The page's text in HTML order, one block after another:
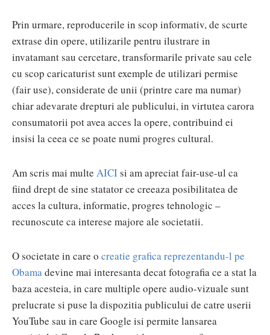
Prin urmare, reproducerile in scop informativ, de scurte
extrase din opere, utilizarile pentru ilustrare in
invatamant sau cercetare, transformarile private sau cele
cu scop caricaturist sunt exemple de utilizari permise
(fair use), considerate de unii (printre care ma numar)
chiar adevarate drepturi ale publicului, in virtutea carora
consumatorii pot avea acces la opere, contribuind ei
insisi la ceea ce se poate numi progres cultural.
Am scris mai multe AICI si am apreciat fair-use-ul ca
fiind drept de sine statator ce creeaza posibilitatea de
acces la cultura, informatie, progres tehnologic –
recunoscute ca interese majore ale societatii.
O societate in care o creatie grafica reprezentandu-l pe
Obamadevine mai interesanta decat fotografia ce a stat la
baza acesteia, in care multiple opere audio-vizuale sunt
prelucrate si puse la dispozitia publicului de catre userii
YouTube sau in care Google isi permite lansarea